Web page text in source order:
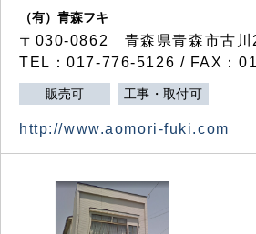
（有）青森フキ
〒030-0862 青森県青森市古川
TEL：017-776-5126 / FAX：
販売可 工事・取付可
http://www.aomori-fuki.com